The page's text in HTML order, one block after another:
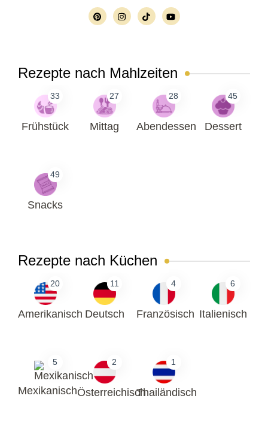
Rezepte nach Mahlzeiten
33
Frühstück
27
Mittag
28
Abendessen
45
Dessert
49
Snacks
Rezepte nach Küchen
20
Amerikanisch
11
Deutsch
4
Französisch
6
Italienisch
5
Mexikanisch
2
Österreichisch
1
Thailändisch